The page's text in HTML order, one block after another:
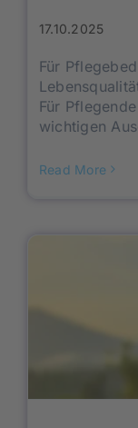
17.10.2025
Für
Für
wichtigen
Read More